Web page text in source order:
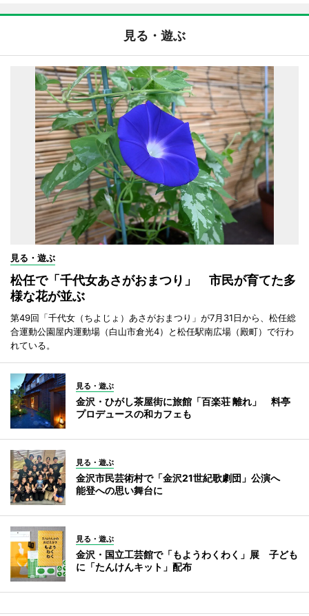
見る・遊ぶ
見る・遊ぶ
松任で「千代女あさがおまつり」 市民が育てた多
様な花が並ぶ
第49回「千代女（ちよじょ）あさがおまつり」が7月31日から、松任総
合運動公園屋内運動場（白山市倉光4）と松任駅南広場（殿町）で行わ
れている。
見る・遊ぶ
金沢・ひがし茶屋街に旅館「百楽荘 離れ」 料亭
プロデュースの和カフェも
見る・遊ぶ
金沢市民芸術村で「金沢21世紀歌劇団」公演へ
能登への思い舞台に
見る・遊ぶ
金沢・国立工芸館で「もようわくわく」展 子ども
に「たんけんキット」配布